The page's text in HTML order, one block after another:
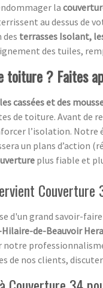
la
au dessus de
terrasses Isolant,
des tuiles,
toiture ? Faites
cassées et des
de toiture. Avant de
l’isolation. Notre
un plans d’action
plus fiable et
d'un grand savoir-
de-Beauvoir
notre
de nos clients,